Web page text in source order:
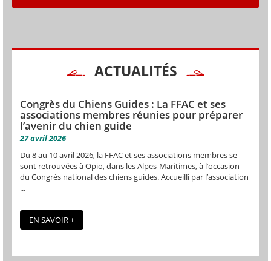
ACTUALITÉS
Congrès du Chiens Guides : La FFAC et ses
associations membres réunies pour préparer
l’avenir du chien guide
27 avril 2026
Du 8 au 10 avril 2026, la FFAC et ses associations membres se
sont retrouvées à Opio, dans les Alpes-Maritimes, à l’occasion
du Congrès national des chiens guides. Accueilli par l’association
...
EN SAVOIR +